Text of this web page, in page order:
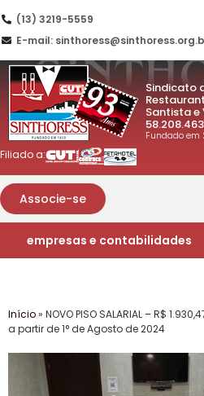
(13) 3219-5559
E-mail:
Sindicato
Santista e
Fundado
Filiado a:
Associe-se
empresas e contabilidades
Início» NOVO PISO SALARIAL – R$
a partir de 1° de Agosto de 2024